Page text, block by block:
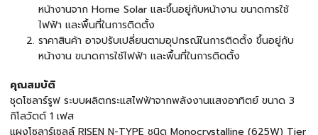
หน้างานจาก Home Solar และขึ้นอยู่กับหน้างาน ขนาดการใช้
ไฟฟ้า และพื้นที่ในการติดตั้ง
ราคาสินค้า อาจปรับเปลี่ยนตามอุปกรณ์ในการติดตั้ง ขึ้นอยู่กับ
หน้างาน ขนาดการใช้ไฟฟ้า และพื้นที่ในการติดตั้ง
คุณสมบัติ
ชุดโซลาร์รูฟ ระบบผลิตกระแสไฟฟ้าจากพลังงานแสงอาทิตย์ ขนาด 3
กิโลวัตต์ 1 เฟส